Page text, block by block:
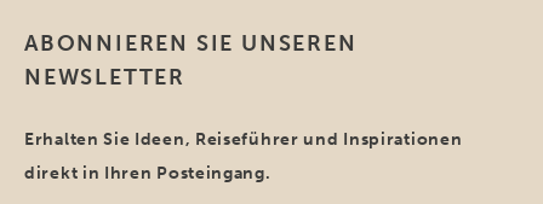
ABONNIEREN SIE UNSEREN
NEWSLETTER
Erhalten Sie Ideen, Reiseführer und Inspirationen
direkt in Ihren Posteingang.